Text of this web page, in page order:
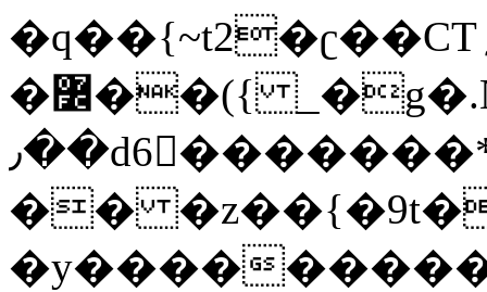
�q��{~t2�ʗ��CT؍���������{�~}ur����u�}o����(�:�j���=����{�۝Vo�An��J^��������M\M�'{{l�i
�߼��({ _�g�.Nfӻg����f7z91o^��̤^�>��2�`�:|#dk�{>�>>&�tsw�Nwo�?
٫��d6򆧇�������*��[|^]oo���NW~zz>�X&�u�=K?
��
�y����